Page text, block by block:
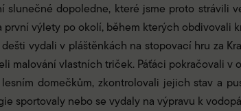
slunečné dopoledne, které jsme proto
výlety po okolí, během kterých obdivovali
vydali v pláštěnkách na stopovací hru za
malování vlastních triček. Páťáci pokračovali
domečkům, zkontrolovali jejich stav a
sportovaly nebo se vydaly na výpravu k